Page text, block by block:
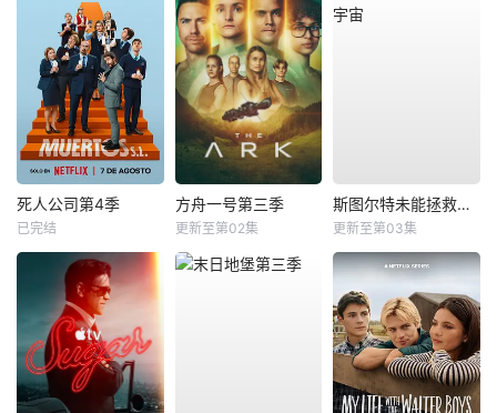
死人公司第4季
已完结
方舟一号第三季
更新至第02集
斯图尔特未能拯救宇宙
更新至第03集